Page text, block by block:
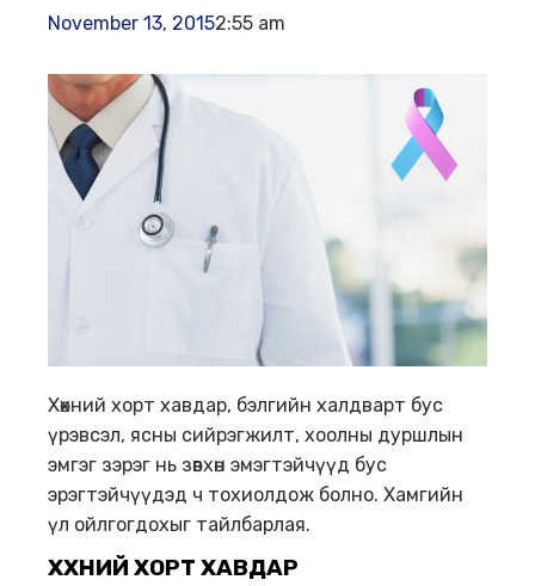
November 13, 20152:55 am
Хөхний хорт хавдар, бэлгийн халдварт бус
үрэвсэл, ясны сийрэгжилт, хоолны дуршлын
эмгэг зэрэг нь зөвхөн эмэгтэйчүүд бус
эрэгтэйчүүдэд ч тохиолдож болно. Хамгийн
үл ойлгогдохыг тайлбарлая.
ХӨХНИЙ ХОРТ ХАВДАР